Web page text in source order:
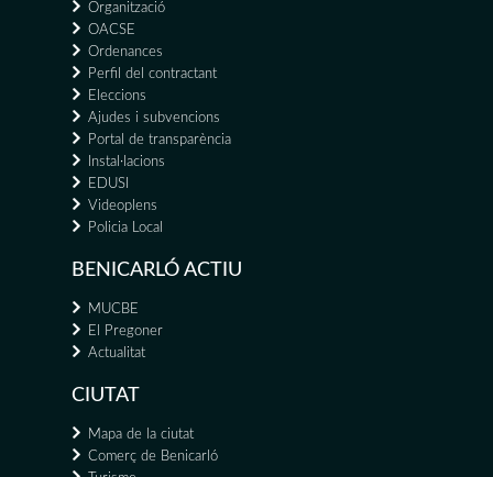
Organització
OACSE
Ordenances
Perfil del contractant
Eleccions
Ajudes i subvencions
Portal de transparència
Instal·lacions
EDUSI
Videoplens
Policia Local
BENICARLÓ ACTIU
MUCBE
El Pregoner
Actualitat
CIUTAT
Mapa de la ciutat
Comerç de Benicarló